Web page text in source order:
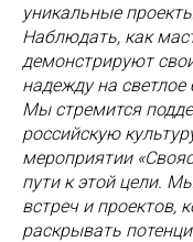
уникальные
Наблюдать, как
демонстрируют
надежду на светлое
Мы стремится
российскую
мероприятии
пути к этой цели.
встреч и проектов,
раскрывать